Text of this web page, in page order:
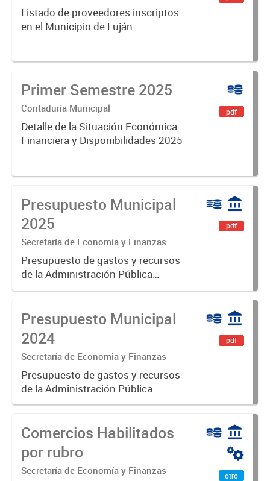
Listado de proveedores inscriptos
en el Municipio de Luján.
Primer Semestre 2025
Contaduría Municipal
Detalle de la Situación Económica
Financiera y Disponibilidades 2025
pdf
Presupuesto Municipal
2025
Secretaría de Economía y Finanzas
Presupuesto de gastos y recursos
de la Administración Pública
Municipal para el ejercicio 2025.
pdf
Presupuesto Municipal
2024
Secretaría de Economia y Finanzas
Presupuesto de gastos y recursos
de la Administración Pública
Municipal para el ejercicio 2024.
pdf
Comercios Habilitados
por rubro
Secretaría de Economía y Finanzas otro